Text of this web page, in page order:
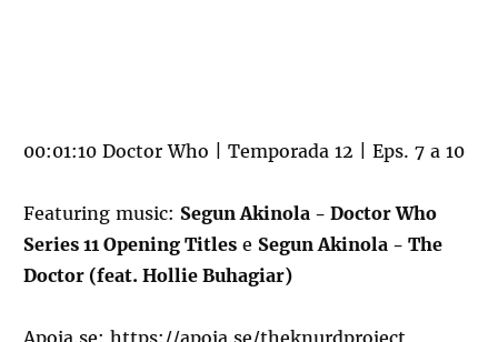
00:01:10 Doctor Who | Temporada 12 | Eps. 7 a 10
Featuring music: Segun Akinola - Doctor Who
Series 11 Opening Titles e Segun Akinola - The
Doctor (feat. Hollie Buhagiar)
Apoia.se: https://apoia.se/theknurdproject